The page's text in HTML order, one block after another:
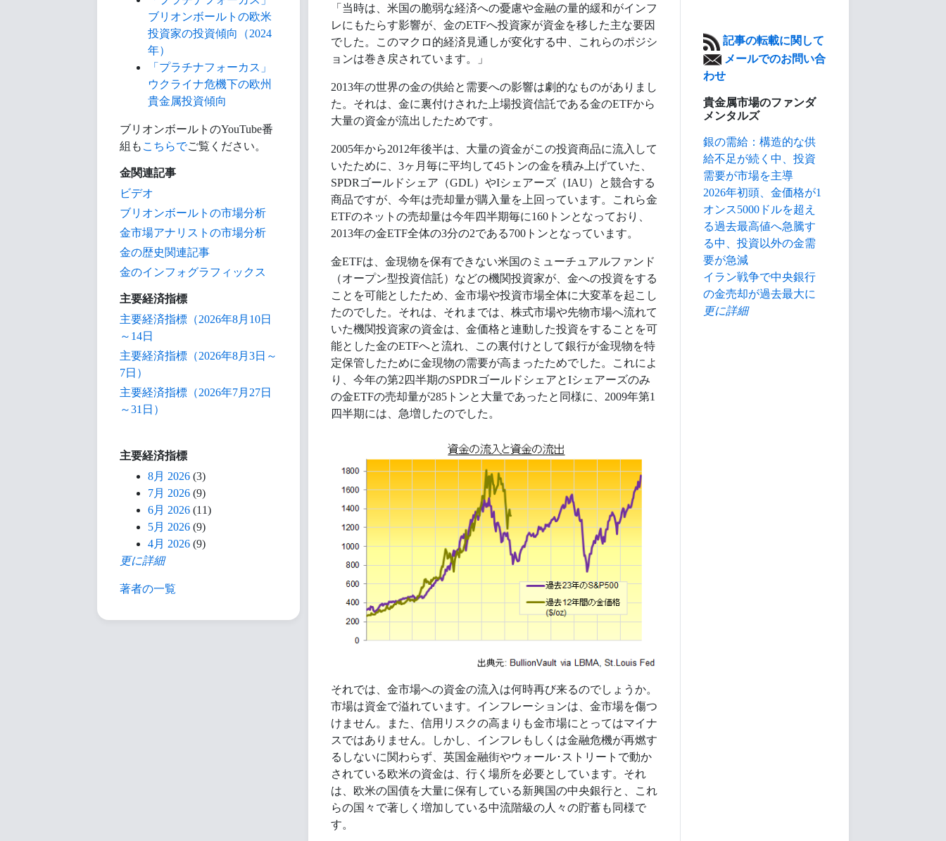
ブリオンボールトの欧米
投資家の投資傾向（2024
年）
「プラチナフォーカス」
ウクライナ危機下の欧州
貴金属投資傾向
ブリオンボールトのYouTube番
組も こちらでご覧ください。
金関連記事
ビデオ
ブリオンボールトの市場分析
金市場アナリストの市場分析
金の歴史関連記事
金のインフォグラフィックス
主要経済指標
主要経済指標（2026年8月10日
～14日
主要経済指標（2026年8月3日～
7日）
主要経済指標（2026年7月27日
～31日）
主要経済指標
8月 2026 (3)
7月 2026 (9)
6月 2026 (11)
5月 2026 (9)
4月 2026 (9)
更に詳細
著者の一覧
「当時は、米国の脆弱な経済への憂慮や金融の量的緩和がインフ
レにもたらす影響が、金のETFへ投資家が資金を移した主な要因
でした。このマクロ的経済見通しが変化する中、これらのポジシ
ョンは巻き戻されています。」
2013年の世界の金の供給と需要への影響は劇的なものがありまし
た。それは、金に裏付けされた上場投資信託である金のETFから
大量の資金が流出したためです。
2005年から2012年後半は、大量の資金がこの投資商品に流入して
いたために、3ヶ月毎に平均して45トンの金を積み上げていた、
SPDRゴールドシェア（GDL）やIシェアーズ（IAU）と競合する
商品ですが、今年は売却量が購入量を上回っています。これら金
ETFのネットの売却量は今年四半期毎に160トンとなっており、
2013年の金ETF全体の3分の2である700トンとなっています。
金ETFは、金現物を保有できない米国のミューチュアルファンド
（オープン型投資信託）などの機関投資家が、金への投資をする
ことを可能としたため、金市場や投資市場全体に大変革を起こし
たのでした。それは、それまでは、株式市場や先物市場へ流れて
いた機関投資家の資金は、金価格と連動した投資をすることを可
能とした金のETFへと流れ、この裏付けとして銀行が金現物を特
定保管したために金現物の需要が高まったためでした。これによ
り、今年の第2四半期のSPDRゴールドシェアとIシェアーズのみ
の金ETFの売却量が285トンと大量であったと同様に、2009年第1
四半期には、急増したのでした。
それでは、金市場への資金の流入は何時再び来るのでしょうか。
市場は資金で溢れています。インフレーションは、金市場を傷つ
けません。また、信用リスクの高まりも金市場にとってはマイナ
スではありません。しかし、インフレもしくは金融危機が再燃す
るしないに関わらず、英国金融街やウォール･ストリートで動か
されている欧米の資金は、行く場所を必要としています。それ
は、欧米の国債を大量に保有している新興国の中央銀行と、これ
らの国々で著しく増加している中流階級の人々の貯蓄も同様で
す。
記事の転載に関して
メールでのお問い合
わせ
貴金属市場のファンダ
メンタルズ
銀の需給：構造的な供
給不足が続く中、投資
需要が市場を主導
2026年初頭、金価格が1
オンス5000ドルを超え
る過去最高値へ急騰す
る中、投資以外の金需
要が急減
イラン戦争で中央銀行
の金売却が過去最大に
更に詳細